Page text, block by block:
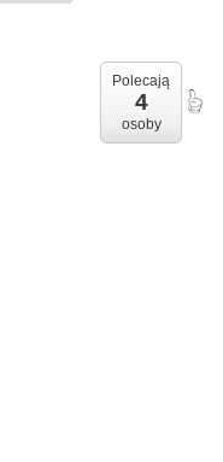
Polecają
4
osoby